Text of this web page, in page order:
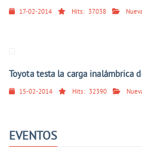
17-02-2014 Hits: 37038
Toyota testa la carga inalámbrica
15-02-2014 Hits: 32390
EVENTOS